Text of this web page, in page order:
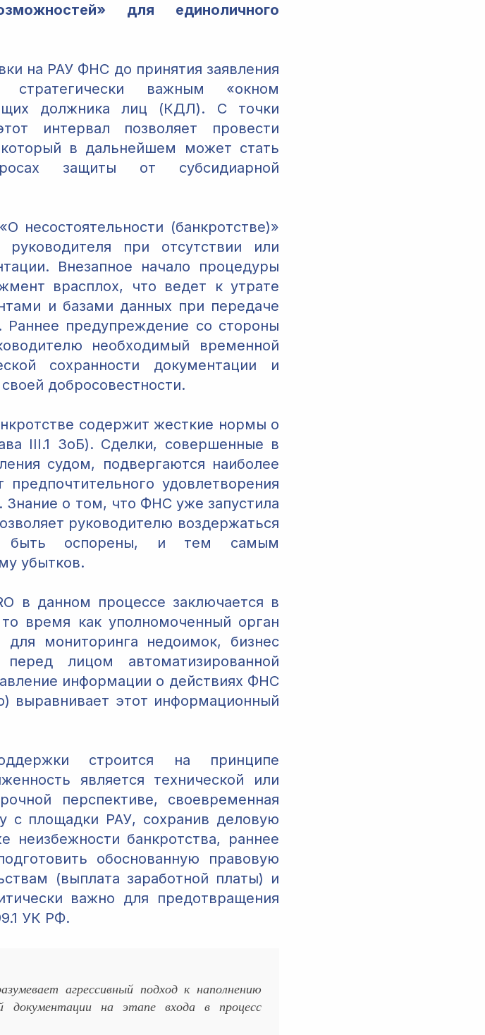
для единоличного
на РАУ ФНС до принятия заявления
важным «окном
должника лиц (КДЛ). С точки
интервал позволяет провести
в дальнейшем может стать
защиты от субсидиарной
несостоятельности (банкротстве)»
при отсутствии или
Внезапное начало процедуры
врасплох, что ведет к утрате
и базами данных при передаче
предупреждение со стороны
необходимый временной
сохранности документации и
добросовестности.
содержит жесткие нормы о
III.1 ЗоБ). Сделки, совершенные в
судом, подвергаются наиболее
удовлетворения
о том, что ФНС уже запустила
руководителю воздержаться
быть оспорены, и тем самым
убытков.
в данном процессе заключается в
время как уполномоченный орган
для мониторинга недоимок, бизнес
лицом автоматизированной
информации о действиях ФНС
выравнивает этот информационный
строится на принципе
является технической или
перспективе, своевременная
с площадки РАУ, сохранив деловую
неизбежности банкротства, раннее
обоснованную правовую
(выплата заработной платы) и
важно для предотвращения
УК РФ.
агрессивный подход к наполнению
документации на этапе входа в процесс